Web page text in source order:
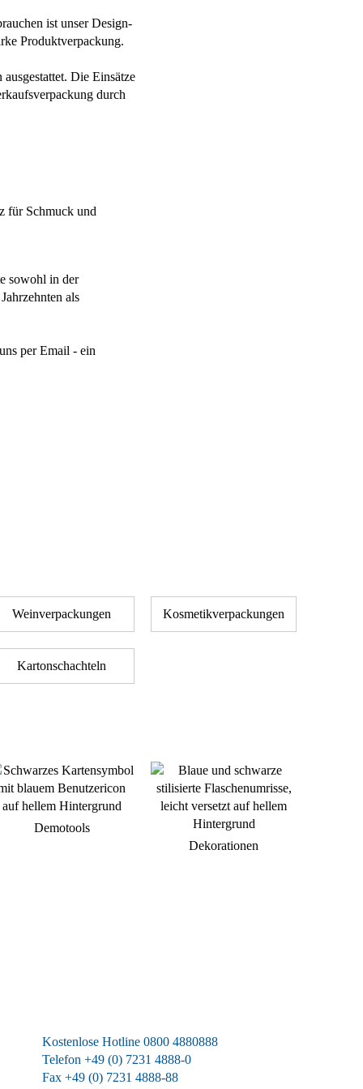
ist unser Design-
Produktverpackung.
Die Einsätze
durch
sowohl in der
als
per Email - ein
Weinverpackungen Kosmetikverpackungen
Kartonschachteln
Demotools
Dekorationen
Kostenlose Hotline 0800 4880888
Telefon +49 (0) 7231 4888-0
Fax +49 (0) 7231 4888-88